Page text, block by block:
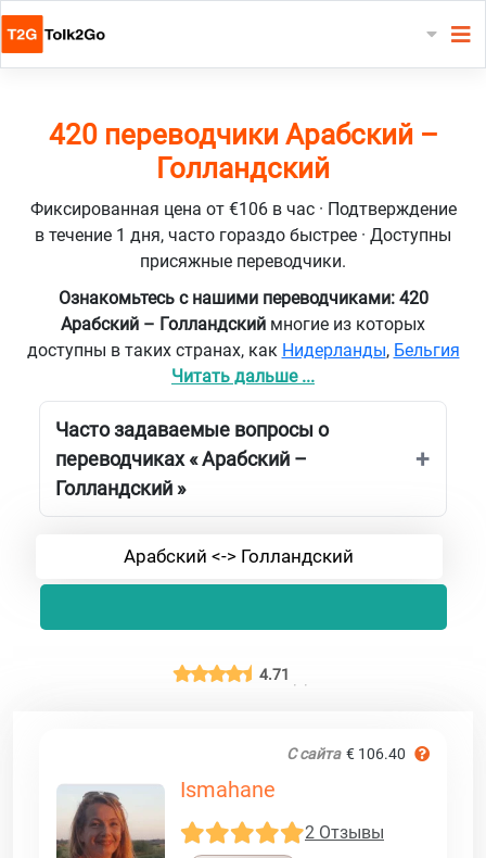
420 переводчики Арабский –
Голландский
Фиксированная цена от €106 в час · Подтверждение
в течение 1 дня, часто гораздо быстрее · Доступны
присяжные переводчики.
Ознакомьтесь с нашими переводчиками: 420
Арабский – Голландский многие из которых
доступны в таких странах, как Нидерланды, Бельгия
Читать дальше ...
Часто задаваемые вопросы о
переводчиках « Арабский –
Голландский »
Арабский <-> Голландский
4.71
С сайта € 106.40
Ismahane
2 Отзывы